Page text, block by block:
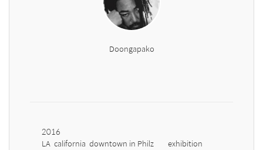
Doongapako
2016
LA  california  downtown in Philz        exhibition